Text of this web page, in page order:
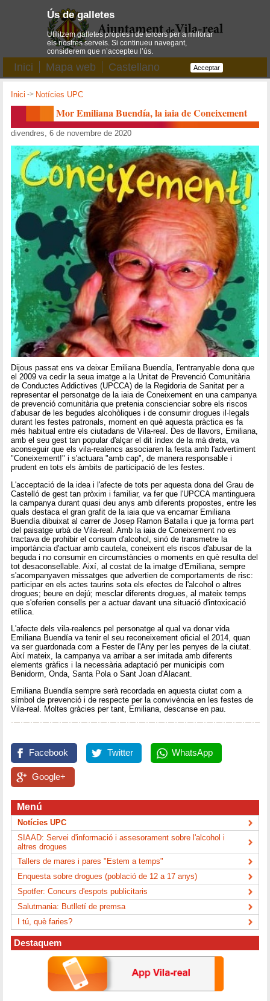
Inici Mapa web Castellano
Inici -> Notícies UPC
Mor Emiliana Buendía, la iaia de Coneixement
divendres, 6 de novembre de 2020
Dijous passat ens va deixar Emiliana Buendía, l'entranyable dona que
el 2009 va cedir la seua imatge a la Unitat de Prevenció Comunitària
de Conductes Addictives (UPCCA) de la Regidoria de Sanitat per a
representar el personatge de la iaia de Coneixement en una campanya
de prevenció comunitària que pretenia conscienciar sobre els riscos
d'abusar de les begudes alcohòliques i de consumir drogues il·legals
durant les festes patronals, moment en què aquesta pràctica es fa
més habitual entre els ciutadans de Vila-real. Des de llavors, Emiliana,
amb el seu gest tan popular d'alçar el dit índex de la mà dreta, va
aconseguir que els vila-realencs associaren la festa amb l'advertiment
"Coneixement!" i s'actuara "amb cap", de manera responsable i
prudent en tots els àmbits de participació de les festes.
L'acceptació de la idea i l'afecte de tots per aquesta dona del Grau de
Castelló de gest tan pròxim i familiar, va fer que l'UPCCA mantinguera
la campanya durant quasi deu anys amb diferents propostes, entre les
quals destaca el gran grafit de la iaia que va encarnar Emiliana
Buendía dibuixat al carrer de Josep Ramon Batalla i que ja forma part
del paisatge urbà de Vila-real. Amb la iaia de Coneixement no es
tractava de prohibir el consum d'alcohol, sinó de transmetre la
importància d'actuar amb cautela, coneixent els riscos d'abusar de la
beguda i no consumir en circumstàncies o moments en què resulta del
tot desaconsellable. Així, al costat de la imatge d'Emiliana, sempre
s'acompanyaven missatges que advertien de comportaments de risc:
participar en els actes taurins sota els efectes de l'alcohol o altres
drogues; beure en dejú; mesclar diferents drogues, al mateix temps
que s'oferien consells per a actuar davant una situació d'intoxicació
etílica.
L'afecte dels vila-realencs pel personatge al qual va donar vida
Emiliana Buendía va tenir el seu reconeixement oficial el 2014, quan
va ser guardonada com a Fester de l'Any per les penyes de la ciutat.
Així mateix, la campanya va arribar a ser imitada amb diferents
elements gràfics i la necessària adaptació per municipis com
Benidorm, Onda, Santa Pola o Sant Joan d'Alacant.
Emiliana Buendía sempre serà recordada en aquesta ciutat com a
símbol de prevenció i de respecte per la convivència en les festes de
Vila-real. Moltes gràcies per tant, Emiliana, descanse en pau.
Facebook Twitter WhatsApp
Google+
Menú
Notícies UPC
SIAAD: Servei d'informació i assesorament sobre l'alcohol i
altres drogues
Tallers de mares i pares "Estem a temps"
Enquesta sobre drogues (població de 12 a 17 anys)
Spotfer: Concurs d'espots publicitaris
Salutmania: Butlletí de premsa
I tú, què faries?
Destaquem
Ús de galletes
Utilitzem galletes pròpies i de tercers per a millorar
els nostres serveis. Si continueu navegant,
considerem que n’accepteu l’ús.
Acceptar